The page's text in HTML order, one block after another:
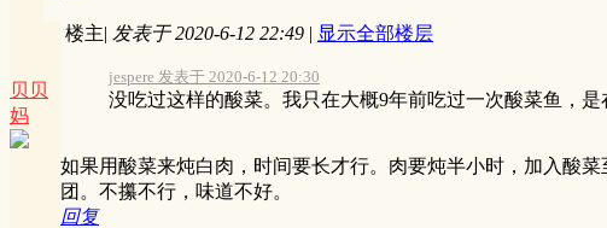
贝贝
妈
楼主| 发表于 2020-6-12 22:49 | 显示全部楼层
jespere 发表于 2020-6-12 20:30
没吃过这样的酸菜。我只在大概9年前吃过一次酸菜鱼，
如果用酸菜来炖白肉，时间要长才行。肉要炖半小时，加入酸
团。不攥不行，味道不好。
回复